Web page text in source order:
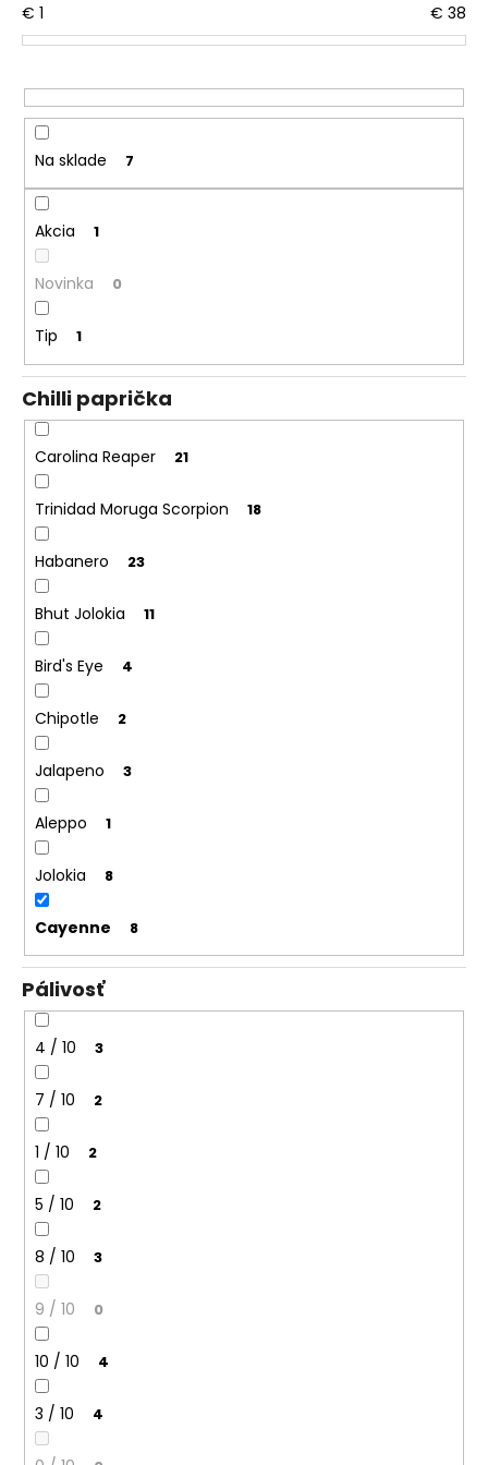
d
u
t
o
v
€ 1 € 38
Na sklade 7
Akcia 1
Novinka 0
Tip 1
Chilli paprička
Carolina Reaper 21
Trinidad Moruga Scorpion 18
Habanero 23
Bhut Jolokia 11
Bird's Eye 4
Chipotle 2
Jalapeno 3
Aleppo 1
Jolokia 8
Cayenne 8
Pálivosť
4 / 10 3
7 / 10 2
1 / 10 2
5 / 10 2
8 / 10 3
9 / 10 0
10 / 10 4
3 / 10 4
á
j
s
ť
?
O
d
p
o
ú
a
m
ÁZIJSKÝ
SRIRACHA
BOX
€24,90